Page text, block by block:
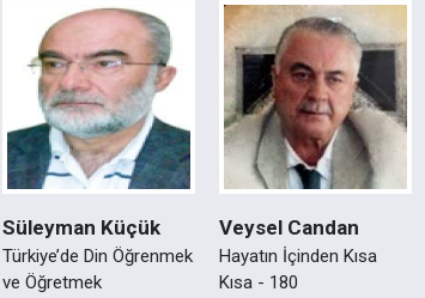
Süleyman Küçük
Türkiye’de Din Öğrenmek
ve Öğretmek
Veysel Candan
Hayatın İçinden Kısa
Kısa - 180